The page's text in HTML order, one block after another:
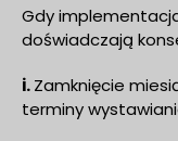
Gdy
doświadczają
i.Zamknięcie
terminy